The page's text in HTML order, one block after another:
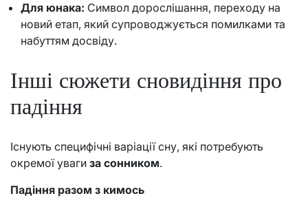
Для юнака: Символ дорослішання, переходу на
новий етап, який супроводжується помилками та
набуттям досвіду.
Інші сюжети сновидіння про
падіння
Існують специфічні варіації сну, які потребують
окремої уваги за сонником.
Падіння разом з кимось